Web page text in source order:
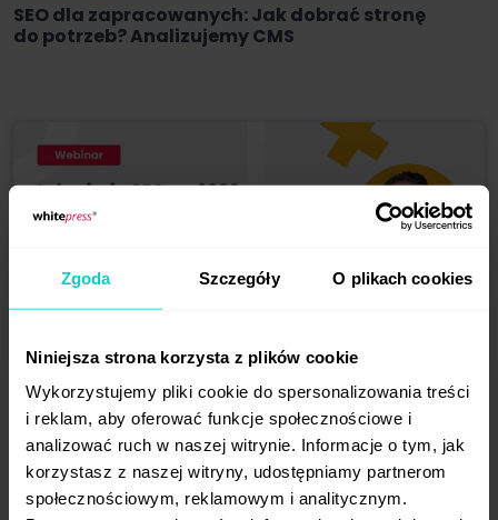
Zgoda Szczegóły O plikach cookies
Niniejsza strona korzysta z plików cookie
Wykorzystujemy pliki cookie do spersonalizowania treści
i reklam, aby oferować funkcje społecznościowe i
analizować ruch w naszej witrynie. Informacje o tym, jak
korzystasz z naszej witryny, udostępniamy partnerom
społecznościowym, reklamowym i analitycznym.
SEO dla zapracowanych: Jak dobrać stronę
do potrzeb? Analizujemy CMS
05.02.2026 68 min
Inżynieria SEO na 2026: precyzyjny link building,
wskaźniki kontekstowe i AI Overviews